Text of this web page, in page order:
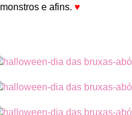
monstros e afins. ♥